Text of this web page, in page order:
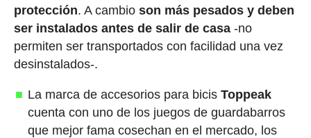
protección. A cambio son más pesados y deben
ser instalados antes de salir de casa-no
permiten ser transportados con facilidad una vez
desinstalados-.
La marca de accesorios para bicis Toppeak
cuenta con uno de los juegos de guardabarros
que mejor fama cosechan en el mercado, los